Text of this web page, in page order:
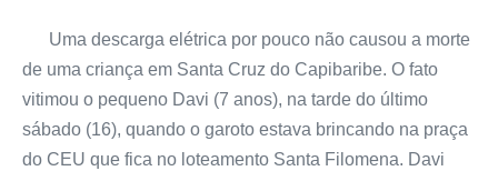
Uma descarga elétrica por pouco não causou a morte
de uma criança em Santa Cruz do Capibaribe. O fato
vitimou o pequeno Davi (7 anos), na tarde do último
sábado (16), quando o garoto estava brincando na praça
do CEU que fica no loteamento Santa Filomena. Davi